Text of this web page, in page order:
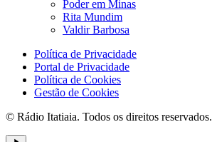
Poder em Minas
Rita Mundim
Valdir Barbosa
Política de Privacidade
Portal de Privacidade
Política de Cookies
Gestão de Cookies
© Rádio Itatiaia. Todos os direitos reservados.